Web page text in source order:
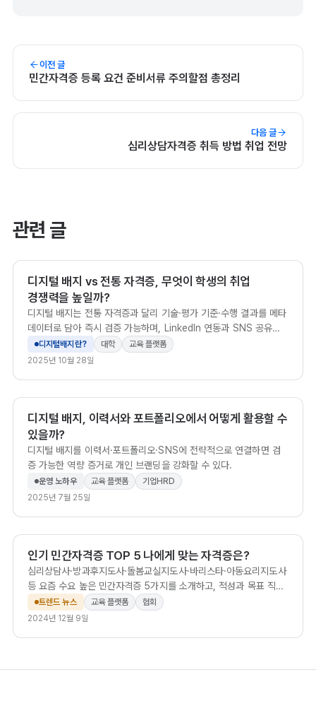
이전 글
민간자격증 등록 요건 준비서류 주의할점 총정리
다음 글
심리상담자격증 취득 방법 취업 전망
관련 글
디지털 배지 vs 전통 자격증, 무엇이 학생의 취업
경쟁력을 높일까?
디지털 배지는 전통 자격증과 달리 기술·평가 기준·수행 결과를 메타
데이터로 담아 즉시 검증 가능하며, LinkedIn 연동과 SNS 공유를
통해 수료생의 취업 노출도와 채용 신뢰도를 높입니다.
디지털배지란? 대학
교육 플랫폼
2025년 10월 28일
디지털 배지, 이력서와 포트폴리오에서 어떻게 활용할 수
있을까?
디지털 배지를 이력서·포트폴리오·SNS에 전략적으로 연결하면 검
증 가능한 역량 증거로 개인 브랜딩을 강화할 수 있다.
운영 노하우 교육 플랫폼
기업HRD
2025년 7월 25일
인기 민간자격증 TOP 5 나에게 맞는 자격증은?
심리상담사·방과후지도사·돌봄교실지도사·바리스타·아동요리지도사
등 요즘 수요 높은 민간자격증 5가지를 소개하고, 적성과 목표 직무
에 맞는 자격을 고르는 기준을 안내합니다.
트렌드 뉴스 교육 플랫폼
협회
2024년 12월 9일